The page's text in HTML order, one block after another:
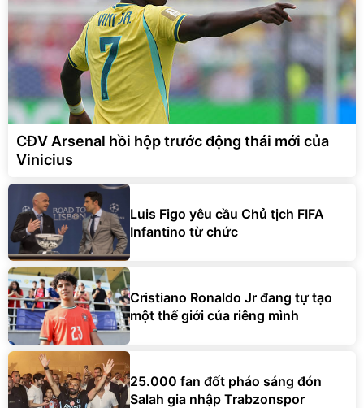
CĐV Arsenal hồi hộp trước động thái mới của
Vinicius
Luis Figo yêu cầu Chủ tịch FIFA
Infantino từ chức
Cristiano Ronaldo Jr đang tự tạo
một thế giới của riêng mình
25.000 fan đốt pháo sáng đón
Salah gia nhập Trabzonspor